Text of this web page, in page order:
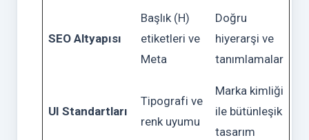
SEO Altyapısı
Başlık (H)
etiketleri ve
Meta
Doğru
hiyerarşi ve
tanımlamalar
UI Standartları
Tipografi ve
renk uyumu
Marka kimliği
ile bütünleşik
tasarım